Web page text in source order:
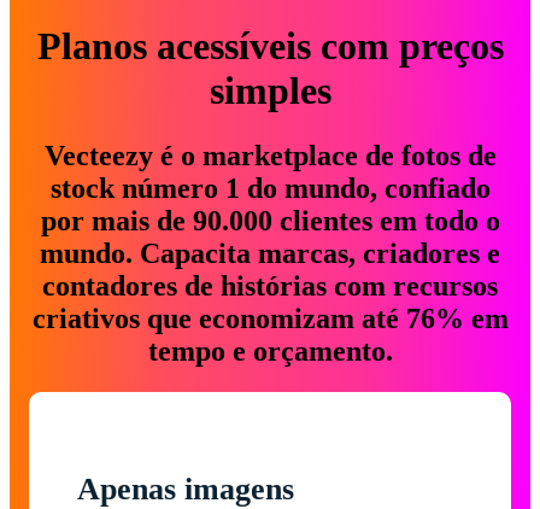
Planos acessíveis com preços
simples
Vecteezy é o marketplace de fotos de
stock número 1 do mundo, confiado
por mais de 90.000 clientes em todo o
mundo. Capacita marcas, criadores e
contadores de histórias com recursos
criativos que economizam até 76% em
tempo e orçamento.
Apenas imagens